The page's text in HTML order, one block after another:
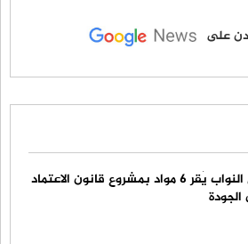
على
مجلس النواب يُقر 6 مواد بمشروع قانون الاعتماد